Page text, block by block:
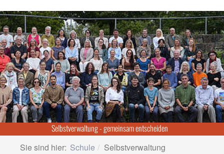
Selbstverwaltung - gemeinsam entscheiden
Sie sind hier: Schule Selbstverwaltung